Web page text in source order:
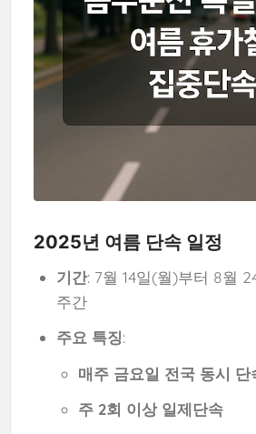
2025년 여름 단속 일정
기간: 7월 14일(월)부터 8월
주간
주요 특징:
매주 금요일 전국 동시 단
주 2회 이상 일제단속